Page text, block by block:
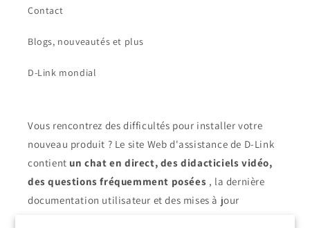
Contact
Blogs, nouveautés et plus
D-Link mondial
Vous rencontrez des difficultés pour installer votre
nouveau produit ? Le site Web d'assistance de D-Link
contient un chat en direct, des didacticiels vidéo,
des questions fréquemment posées , la dernière
documentation utilisateur et des mises à jour